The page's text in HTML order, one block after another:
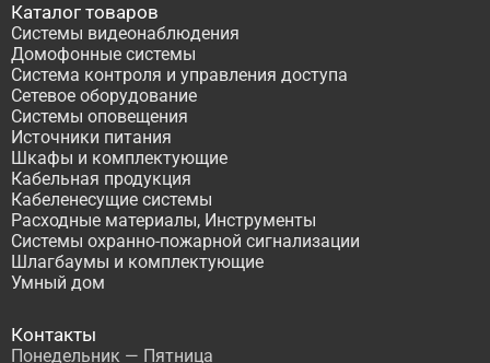
Каталог товаров
Системы видеонаблюдения
Домофонные системы
Система контроля и управления доступа
Сетевое оборудование
Системы оповещения
Источники питания
Шкафы и комплектующие
Кабельная продукция
Кабеленесущие системы
Расходные материалы, Инструменты
Системы охранно-пожарной сигнализации
Шлагбаумы и комплектующие
Умный дом
Контакты
Понедельник — Пятница